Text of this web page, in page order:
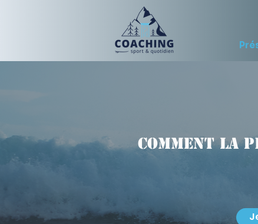
Comment la